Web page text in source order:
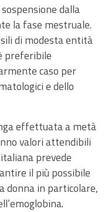
dalla
la fase mestruale.
di modesta entità
preferibile
caso per
e dello
effettuata a metà
valori attendibili
prevede
il più possibile
donna in particolare,